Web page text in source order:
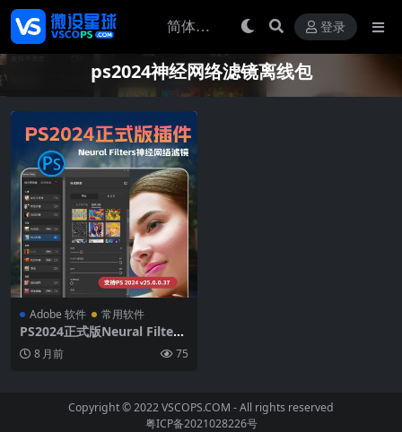
登录
ps2024神经网络滤镜离线包
Adobe 软件 常用软件
PS2024正式版Neural Filters
神经网络滤镜PS插件离线包W
IN版8 月前 75
Copyright © 2022VSCOPS.COM - All rights reserved
粤ICP备2021028226号